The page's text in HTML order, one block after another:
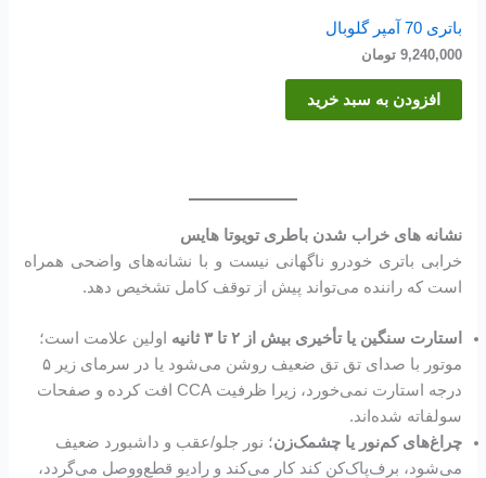
باتری 70 آمپر گلوبال
9,240,000 تومان
افزودن به سبد خرید
نشانه های خراب شدن باطری تویوتا هایس
خرابی باتری خودرو ناگهانی نیست و با نشانه‌های واضحی همراه
است که راننده می‌تواند پیش از توقف کامل تشخیص دهد.
استارت سنگین یا تأخیری بیش از ۲ تا ۳ ثانیه
اولین علامت است؛
موتور با صدای تق تق ضعیف روشن می‌شود یا در سرمای زیر ۵
درجه استارت نمی‌خورد، زیرا ظرفیت CCA افت کرده و صفحات
سولفاته شده‌اند.
چراغ‌های کم‌نور یا چشمک‌زن؛ نور جلو/عقب و داشبورد ضعیف
می‌شود، برف‌پاک‌کن کند کار می‌کند و رادیو قطع‌ووصل می‌گردد،